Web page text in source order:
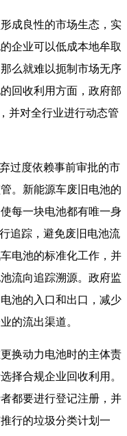
成良性的市场生态，实
企业可以低成本地牟取
么就难以扼制市场无序
回收利用方面，政府部
并对全行业进行动态管
过度依赖事前审批的市
。新能源车废旧电池的
每一块电池都有唯一身
追踪，避免废旧电池流
电池的标准化工作，并
流向追踪溯源。政府监
池的入口和出口，减少
的流出渠道。
换动力电池时的主体责
择合规企业回收利用。
都要进行登记注册，并
行的垃圾分类计划一